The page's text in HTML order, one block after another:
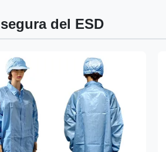
del ESD